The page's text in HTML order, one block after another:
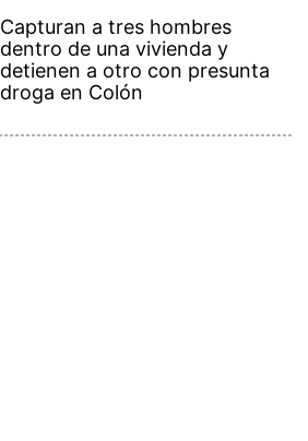
Capturan a tres hombres
dentro de una vivienda y
detienen a otro con presunta
droga en Colón